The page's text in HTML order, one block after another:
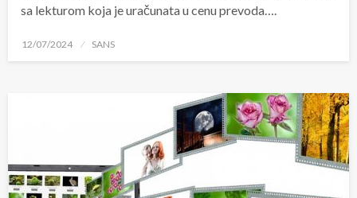
sa lekturom koja je uračunata u cenu prevoda….
Posted
12/07/2024 SANS